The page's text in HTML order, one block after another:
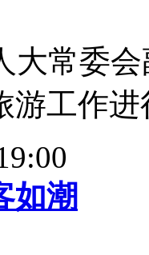
大常委
游工作
如潮